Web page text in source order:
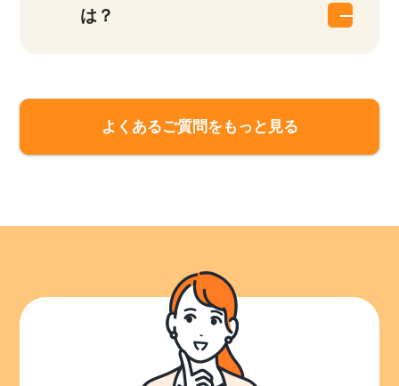
は？
よくあるご質問をもっと見る